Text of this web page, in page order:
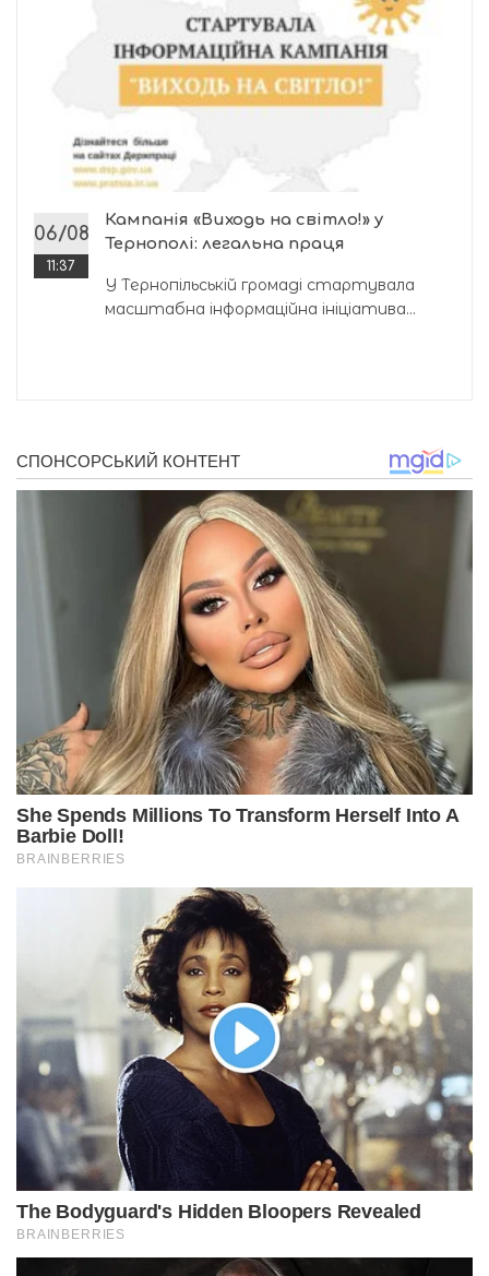
06/08
11:37
Кампанія «Виходь на світло!» у
Тернополі: легальна праця
У Тернопільській громаді стартувала
масштабна інформаційна ініціатива...